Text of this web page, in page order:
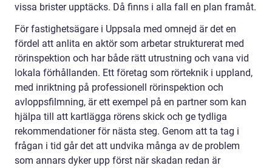
vissa brister upptäcks. Då finns i alla fall en plan framåt.
För fastighetsägare i Uppsala med omnejd är det en
fördel att anlita en aktör som arbetar strukturerat med
rörinspektion och har både rätt utrustning och vana vid
lokala förhållanden. Ett företag som rörteknik i uppland,
med inriktning på professionell rörinspektion och
avloppsfilmning, är ett exempel på en partner som kan
hjälpa till att kartlägga rörens skick och ge tydliga
rekommendationer för nästa steg. Genom att ta tag i
frågan i tid går det att undvika många av de problem
som annars dyker upp först när skadan redan är